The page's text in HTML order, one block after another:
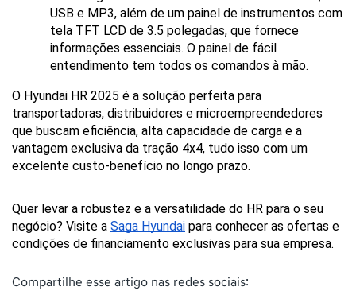
USB e MP3, além de um painel de instrumentos com
tela TFT LCD de 3.5 polegadas, que fornece
informações essenciais. O painel de fácil
entendimento tem todos os comandos à mão.
O Hyundai HR 2025 é a solução perfeita para
transportadoras, distribuidores e microempreendedores
que buscam eficiência, alta capacidade de carga e a
vantagem exclusiva da tração 4x4, tudo isso com um
excelente custo-benefício no longo prazo.
Quer levar a robustez e a versatilidade do HR para o seu
negócio? Visite a Saga Hyundai para conhecer as ofertas e
condições de financiamento exclusivas para sua empresa.
Compartilhe esse artigo nas redes sociais: